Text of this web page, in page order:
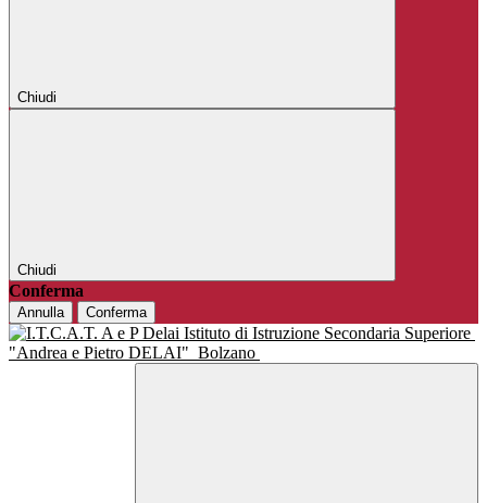
Chiudi
Chiudi
Conferma
Annulla Conferma
Istituto di Istruzione Secondaria Superiore
"Andrea e Pietro DELAI" Bolzano